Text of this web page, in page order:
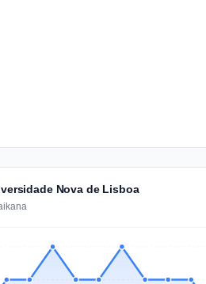
Nova de Lisboa